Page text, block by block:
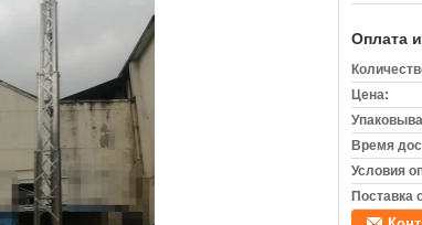
Оплата
Цена:
Время
Условия
Поставка